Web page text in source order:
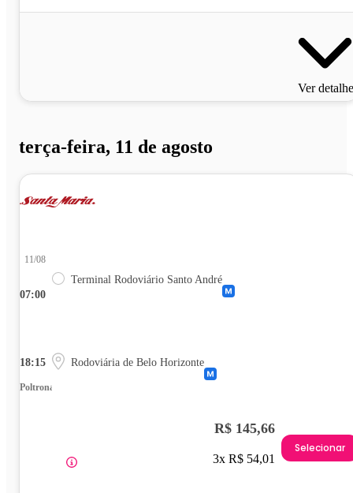
Ver
terça-feira, 11 de agosto
07:00
11/08
Terminal Rodoviário Santo André
18:15 Rodoviária de Belo Horizonte
Poltrona
R$ 145,66
3x R$ 54,01
Selecionar